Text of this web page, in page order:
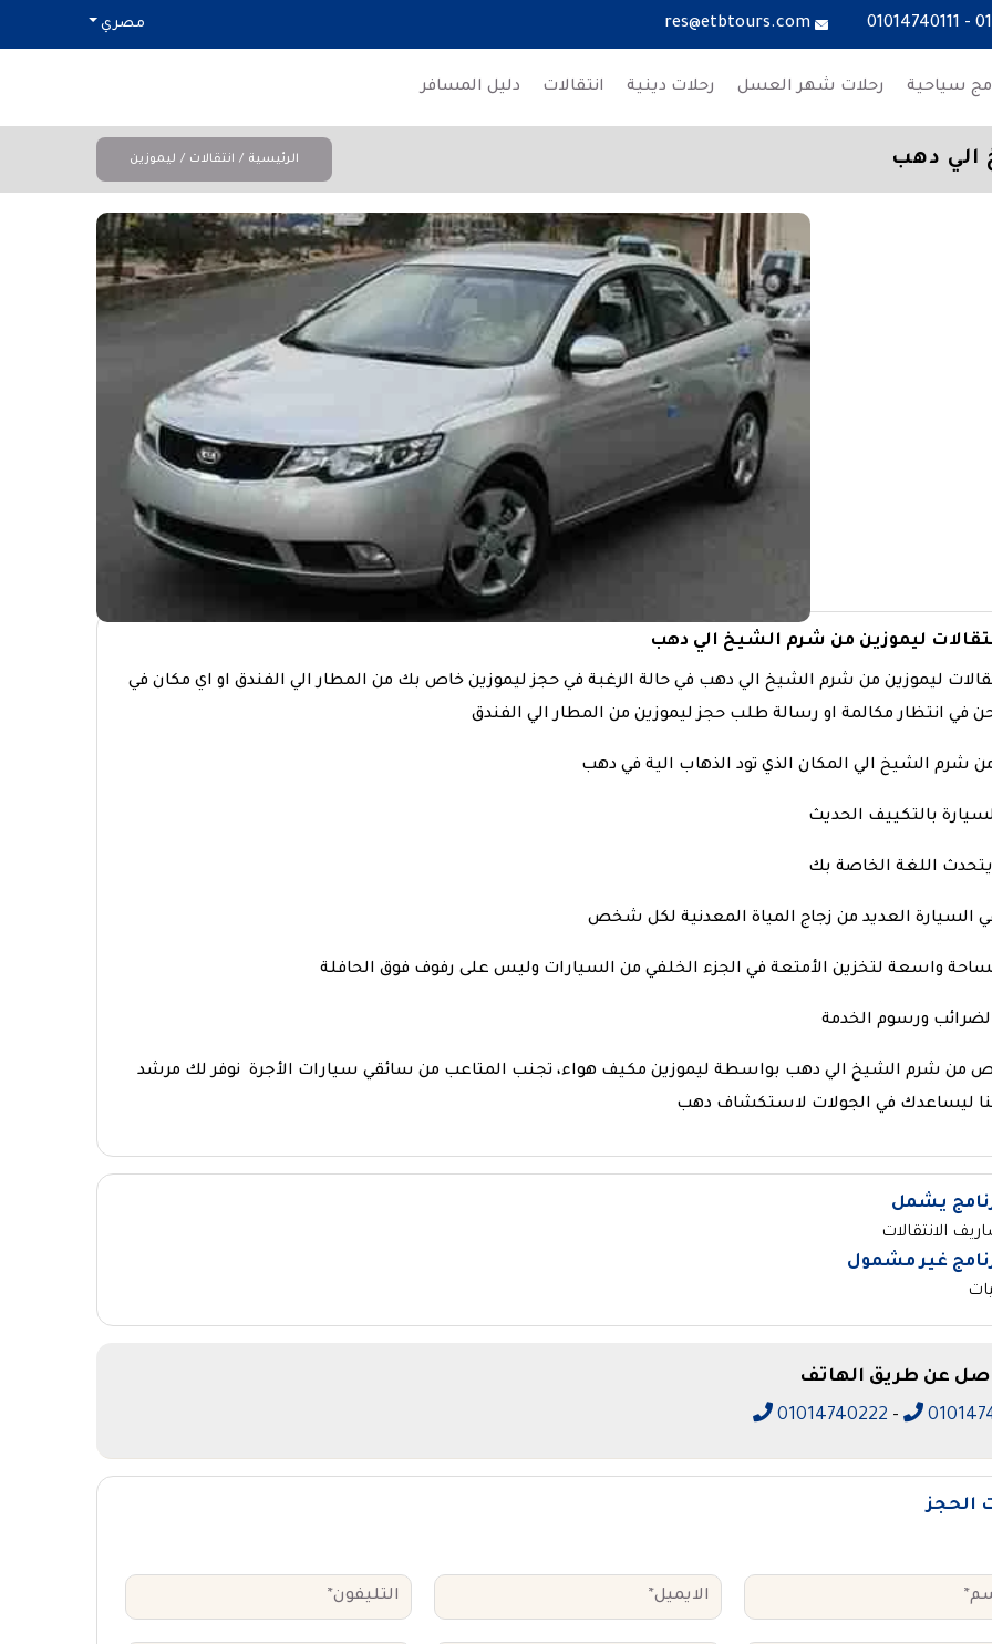
-
01014740111
res@etbtours.com مصري
سياحية رحلات شهر العسل رحلات دينية انتقالات دليل المسافر
الي دهب الرئيسية انتقالات ليموزين
ليموزين من شرم الشيخ الي دهب
ليموزين من شرم الشيخ الي دهب في حالة الرغبة في حجز ليموزين خاص بك من المطار الي الفندق او اي مكان في
في انتظار مكالمة او رسالة طلب حجز ليموزين من المطار الي الفندق
شرم الشيخ الي المكان الذي تود الذهاب الية في دهب
بالتكييف الحديث
اللغة الخاصة بك
السيارة العديد من زجاج المياة المعدنية لكل شخص
واسعة لتخزين الأمتعة في الجزء الخلفي من السيارات وليس على رفوف فوق الحافلة
ورسوم الخدمة
من شرم الشيخ الي دهب بواسطة ليموزين مكيف هواء، تجنب المتاعب من سائقي سيارات الأجرة نوفر لك مرشد
ليساعدك في الجولات لاستكشاف دهب
يشمل
الانتقالات
غير مشمول
عن طريق الهاتف
-
01014740222
الحجز